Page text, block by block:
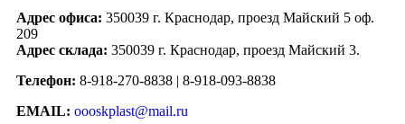
Адрес офиса: 350039 г. Краснодар, проезд Майский 5 оф.
209
Адрес склада: 350039 г. Краснодар, проезд Майский 3.
Телефон: 8-918-270-8838 | 8-918-093-8838
EMAIL: oooskplast@mail.ru